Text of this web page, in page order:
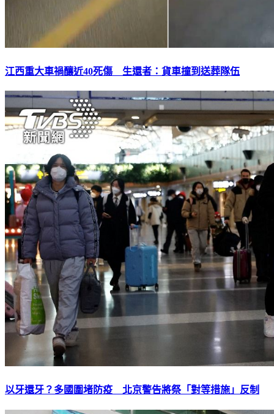
江西重大車禍釀近40死傷 生還者：貨車撞到送葬隊伍
以牙還牙？多國圍堵防疫 北京警告將祭「對等措施」反制